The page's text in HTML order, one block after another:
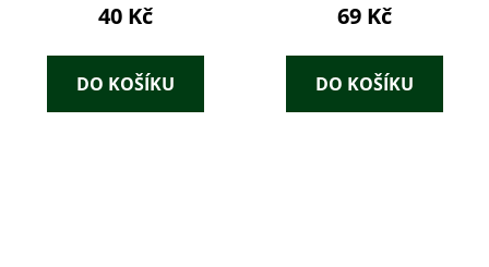
40 Kč
DO KOŠÍKU
69 Kč
DO KOŠÍKU